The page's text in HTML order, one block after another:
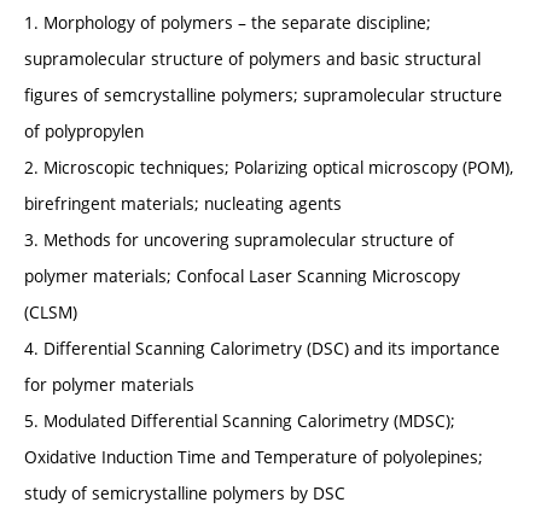
1. Morphology of polymers – the separate discipline;
supramolecular structure of polymers and basic structural
figures of semcrystalline polymers; supramolecular structure
of polypropylen
2. Microscopic techniques; Polarizing optical microscopy (POM),
birefringent materials; nucleating agents
3. Methods for uncovering supramolecular structure of
polymer materials; Confocal Laser Scanning Microscopy
(CLSM)
4. Differential Scanning Calorimetry (DSC) and its importance
for polymer materials
5. Modulated Differential Scanning Calorimetry (MDSC);
Oxidative Induction Time and Temperature of polyolepines;
study of semicrystalline polymers by DSC